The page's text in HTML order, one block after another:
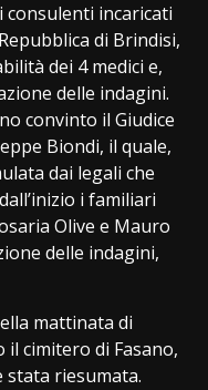
consulenti incaricati
di Brindisi,
dei 4 medici e,
delle indagini.
convinto il Giudice
Biondi, il quale,
dai legali che
i familiari
Olive e Mauro
delle indagini,
mattinata di
cimitero di Fasano,
stata riesumata.